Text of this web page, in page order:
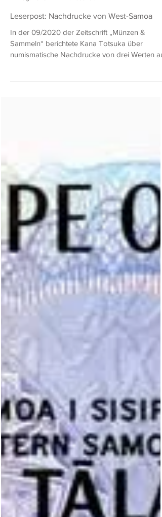
17. Aug. 2020
1 Min. Lesezeit
Leserpost: Nachdrucke von West-Samoa
In der 09/2020 der Zeitschrift „Münzen &
Sammeln“ berichtete Kana Totsuka über
Westsamoa. Bank of Western Samoa:
Sammler und ehrliche Händler haben Alarm